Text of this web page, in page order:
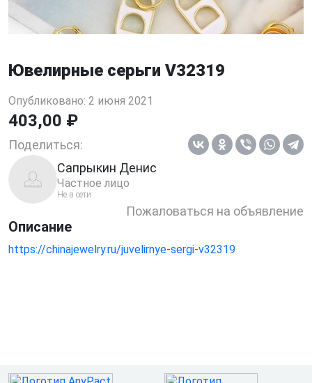
Ювелирные серьги V32319
Опубликовано: 2 июня 2021
403,00 ₽
Поделиться:
Сапрыкин Денис
Частное лицо
Не в сети
Пожаловаться на объявление
Описание
https://chinajewelry.ru/juvelirnye-sergi-v32319